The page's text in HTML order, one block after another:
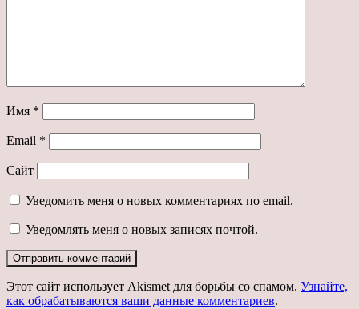
Имя *
Email *
Сайт
Уведомить меня о новых комментариях по email.
Уведомлять меня о новых записях почтой.
Этот сайт использует Akismet для борьбы со спамом. Узнайте,
как обрабатываются ваши данные комментариев.